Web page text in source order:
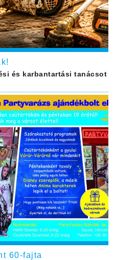
és karbantartási tanácsot
60-fajta